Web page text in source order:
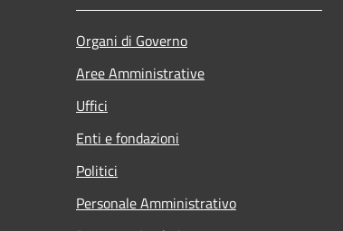
Organi di Governo
Aree Amministrative
Uffici
Enti e fondazioni
Politici
Personale Amministrativo